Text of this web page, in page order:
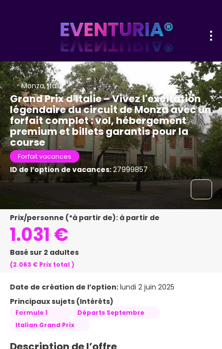
Monza, Italie
Grand Prix d'Italie – Vivez l'excitation
légendaire du circuit de Monza avec un
forfait complet : vol, hébergement
premium et billets garantis pour la
course
Forfait vacances
ID de l’option de vacances:27999857
Prix/personne (*à partir de): à partir de
1.031 €
Basé sur 2 adultes
(2.063 € Prix ​​total )
Date de création de l’option:lundi 2 juin 2025
Principaux sujets (Intérêts)
Formule 1
Départs Septembre
Italian Grand Prix